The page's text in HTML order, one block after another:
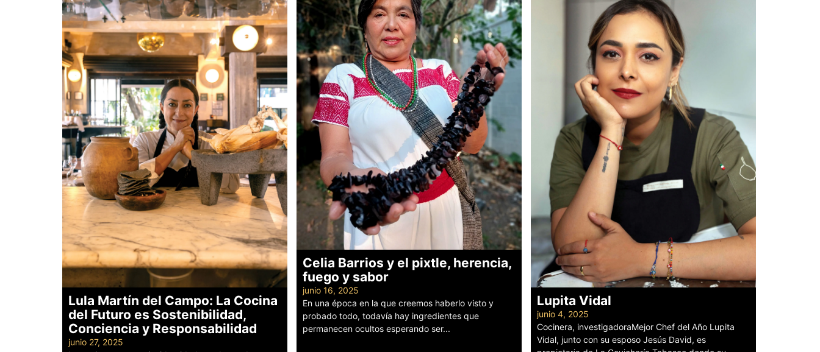
Lula Martín del Campo: La Cocina
del Futuro es Sostenibilidad,
Conciencia y Responsabilidad
junio 27, 2025
Celia Barrios y el pixtle, herencia,
fuego y sabor
junio 16, 2025
En una época en la que creemos haberlo visto y
probado todo, todavía hay ingredientes que
permanecen ocultos esperando ser...
Lupita Vidal
junio 4, 2025
Cocinera, investigadoraMejor Chef del Año Lupita
Vidal, junto con su esposo Jesús David, es